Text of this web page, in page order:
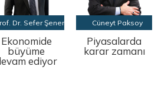
Dr. Sefer Şener
Ekonomide
büyüme
ediyor
Cüneyt Paksoy
Piyasalarda
karar zamanı